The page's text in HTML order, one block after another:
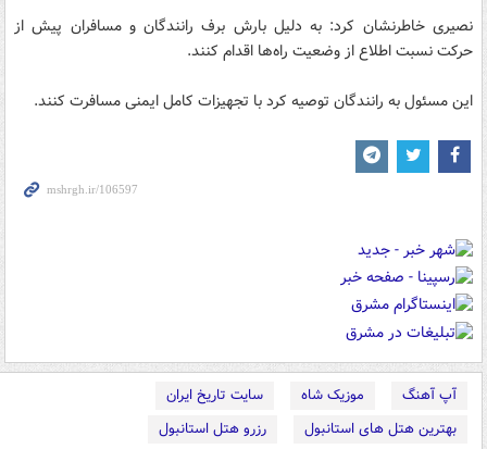
نصیری خاطرنشان کرد: به دلیل بارش برف رانندگان و مسافران پیش از
حرکت نسبت اطلاع از وضعیت راه‌ها اقدام کنند.
این مسئول به رانندگان توصیه کرد با تجهیزات کامل ایمنی مسافرت کنند.
آپ آهنگ موزیک شاه
سایت تاریخ ایران
بهترین هتل های استانبول
رزرو هتل استانبول